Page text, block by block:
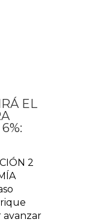
EL
2
avanzar